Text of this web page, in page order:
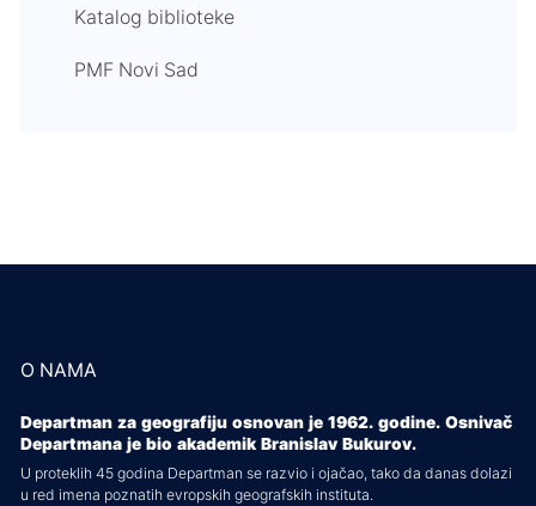
Katalog biblioteke
PMF Novi Sad
O NAMA
Departman za geografiju osnovan je 1962. godine. Osnivač
Departmana je bio akademik Branislav Bukurov.
U proteklih 45 godina Departman se razvio i ojačao, tako da danas dolazi
u red imena poznatih evropskih geografskih instituta.